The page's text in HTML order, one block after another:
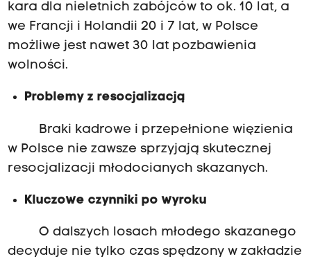
kara dla nieletnich zabójców to ok. 10 lat, a
we Francji i Holandii 20 i 7 lat, w Polsce
możliwe jest nawet 30 lat pozbawienia
wolności.
Problemy z resocjalizacją
Braki kadrowe i przepełnione więzienia
w Polsce nie zawsze sprzyjają skutecznej
resocjalizacji młodocianych skazanych.
Kluczowe czynniki po wyroku
O dalszych losach młodego skazanego
decyduje nie tylko czas spędzony w zakładzie